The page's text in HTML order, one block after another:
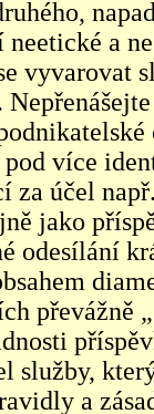
a
vyvarovat
více
účel
jako
odesílání
převážně
služby,
a